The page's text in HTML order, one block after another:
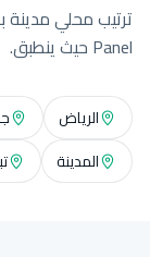
Panel حيث ينطبق.
الرياض
المدينة